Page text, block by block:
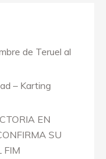
de Teruel al
– Karting
EN
SU
FIM